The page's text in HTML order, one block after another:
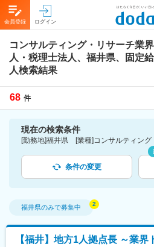
会員登録 ログイン
コンサルティング・リサーチ業
人・税理士法人、福井県、固定
人検索結果
68 件
現在の検索条件
条件の変更
福井県のみで募集中
【福井】地方1人拠点長 ～業